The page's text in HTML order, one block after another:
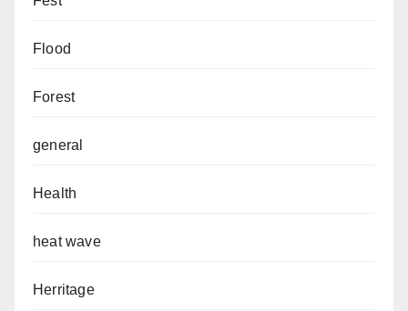
Flood
Forest
general
Health
heat wave
Herritage